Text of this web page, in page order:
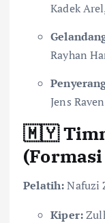
Kadek
Rayhan
Jens Raven
🇲🇾
Pelatih:Nafuzi
Kiper: